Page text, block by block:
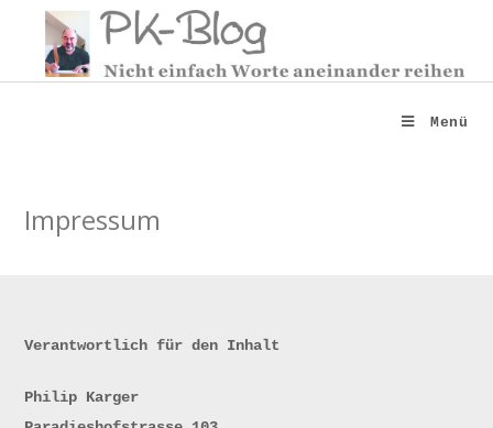
springen
Menü
Impressum
Verantwortlich für den Inhalt
Philip Karger